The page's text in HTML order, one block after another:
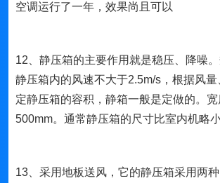
空调运行了一年，效果尚且可以
12、静压箱的主要作用就是稳压、降噪。
静压箱内的风速不大于2.5m/s，根据风
定静压箱的容积，静箱一般是定做的。
500mm。通常静压箱的尺寸比室内机略小
13、采用地板送风，它的静压箱采用两